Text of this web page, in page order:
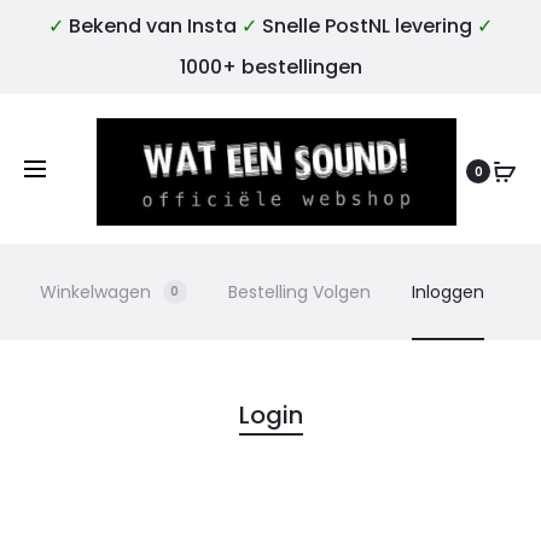
✓ Bekend van Insta ✓ Snelle PostNL levering ✓
1000+ bestellingen
0
Winkelwagen 0 Bestelling Volgen Inloggen
Login